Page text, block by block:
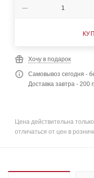
Хочу в подарок
Самовывоз сегодня -
Доставка завтра - 200
Цена действительна
отличаться от цен в